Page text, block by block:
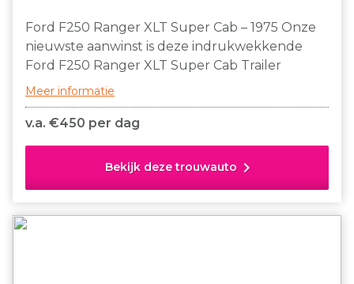
Ford F250 Ranger XLT Super Cab – 1975 Onze
nieuwste aanwinst is deze indrukwekkende
Ford F250 Ranger XLT Super Cab Trailer
Special uit 1975. Een originele Amerikaanse
Meer informatie
v.a. €450 per dag
Bekijk deze trouwautochevron_right